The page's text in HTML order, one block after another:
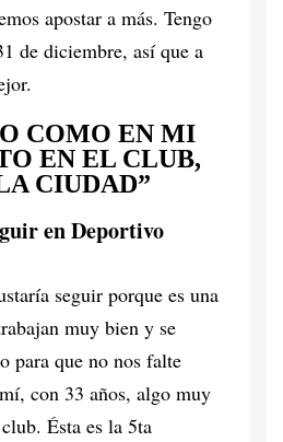
apostar a más. Tengo
de diciembre, así que a
COMO EN MI
EN EL CLUB,
CIUDAD”
en Deportivo
seguir porque es una
muy bien y se
para que no nos falte
con 33 años, algo muy
Ésta es la 5ta